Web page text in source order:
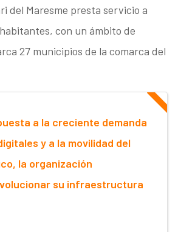
del Maresme presta servicio a
con un ámbito de
27 municipios de la comarca del
a la creciente demanda
y a la movilidad del
la organización
su infraestructura